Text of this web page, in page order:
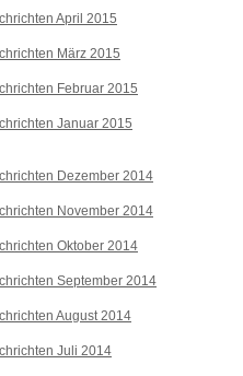
April 2015
März 2015
Februar 2015
Januar 2015
Dezember 2014
November 2014
Oktober 2014
September 2014
August 2014
Juli 2014